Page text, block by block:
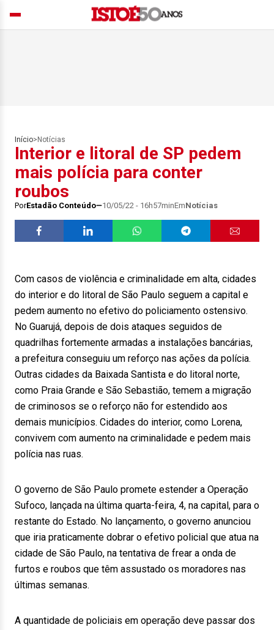
Início> Notícias
Interior e litoral de SP pedem
mais polícia para conter
roubos
PorEstadão Conteúdo 10/05/22 - 16h57minEmNotícias
Com casos de violência e criminalidade em alta, cidades
do interior e do litoral de São Paulo seguem a capital e
pedem aumento no efetivo do policiamento ostensivo.
No Guarujá, depois de dois ataques seguidos de
quadrilhas fortemente armadas a instalações bancárias,
a prefeitura conseguiu um reforço nas ações da polícia.
Outras cidades da Baixada Santista e do litoral norte,
como Praia Grande e São Sebastião, temem a migração
de criminosos se o reforço não for estendido aos
demais municípios. Cidades do interior, como Lorena,
convivem com aumento na criminalidade e pedem mais
polícia nas ruas.
O governo de São Paulo promete estender a Operação
Sufoco, lançada na última quarta-feira, 4, na capital, para o
restante do Estado. No lançamento, o governo anunciou
que iria praticamente dobrar o efetivo policial que atua na
cidade de São Paulo, na tentativa de frear a onda de
furtos e roubos que têm assustado os moradores nas
últimas semanas.
A quantidade de policiais em operação deve passar dos